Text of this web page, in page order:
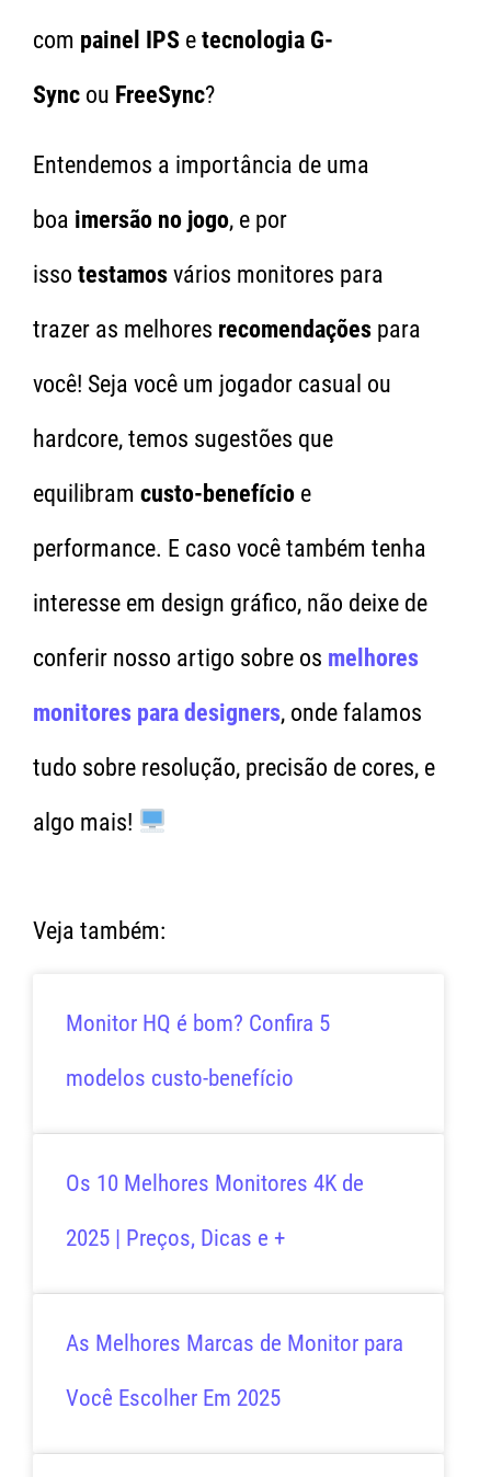
com painel IPS e tecnologia G-
Sync ou FreeSync?
Entendemos a importância de uma
boa imersão no jogo, e por
isso testamos vários monitores para
trazer as melhores recomendações para
você! Seja você um jogador casual ou
hardcore, temos sugestões que
equilibram custo-benefício e
performance. E caso você também tenha
interesse em design gráfico, não deixe de
conferir nosso artigo sobre os melhores
monitores para designers, onde falamos
tudo sobre resolução, precisão de cores, e
algo mais!
Veja também:
Monitor HQ é bom? Confira 5
modelos custo-benefício
Os 10 Melhores Monitores 4K de
2025 | Preços, Dicas e +
As Melhores Marcas de Monitor para
Você Escolher Em 2025